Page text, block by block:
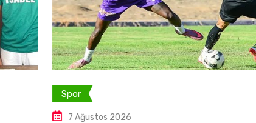
Spor
7 Ağustos 2026